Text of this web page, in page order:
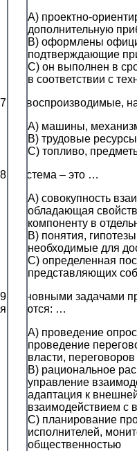
A) проектно-
дополнительную
B) оформлены
подтверждающие
C) он выполнен в
в соответствии с
7. Невоспроизводимые,
A) машины,
B) трудовые ресурсы
C) топливо,
8. Система – это …
A) совокупность
обладающая
компоненту в
B) понятия,
необходимые для
C) определенная
представляющих
9. Основными задачами
являются: …
A) проведение
проведение
власти,
B) рациональное
управление
адаптация к
взаимодействием с
C) планирование
исполнителей,
общественностью